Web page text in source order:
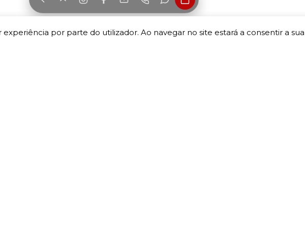
por parte do utilizador. Ao navegar no site estará a consentir a sua